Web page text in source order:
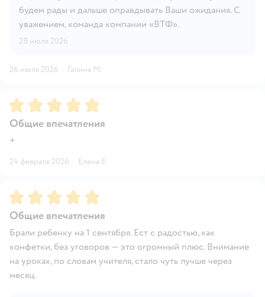
будем рады и дальше оправдывать Ваши ожидания. С
уважением, команда компании «ВТФ».
28 июля 2026
26 июля 2026 · Галина М.
Рейтинг:5
Общие впечатления
+
24 февраля 2026 · Елена Е.
Рейтинг:5
Общие впечатления
Брали ребенку на 1 сентября. Ест с радостью, как
конфетки, без уговоров — это огромный плюс. Внимание
на уроках, по словам учителя, стало чуть лучше через
месяц.